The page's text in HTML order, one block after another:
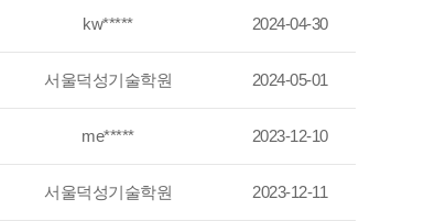
kw***** 2024-04-30
서울덕성기술학원 2024-05-01
me***** 2023-12-10
서울덕성기술학원 2023-12-11